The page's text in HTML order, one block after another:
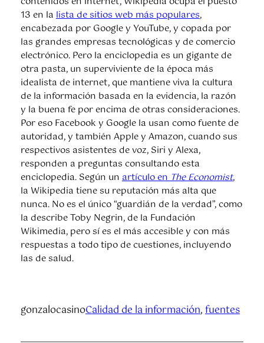
13 en lalista de sitios web más populares,
encabezada por Google y YouTube, y copada por
las grandes empresas tecnológicas y de comercio
electrónico. Pero la enciclopedia es un gigante de
otra pasta, un superviviente de la época más
idealista de internet, que mantiene viva la cultura
de la información basada en la evidencia, la razón
y la buena fe por encima de otras consideraciones.
Por eso Facebook y Google la usan como fuente de
autoridad, y también Apple y Amazon, cuando sus
respectivos asistentes de voz, Siri y Alexa,
responden a preguntas consultando esta
enciclopedia. Según unartículo enThe Economist,
la Wikipedia tiene su reputación más alta que
nunca. No es el único “guardián de la verdad”, como
la describe Toby Negrin, de la Fundación
Wikimedia, pero sí es el más accesible y con más
respuestas a todo tipo de cuestiones, incluyendo
las de salud.
gonzalocasinoCalidad de la información, fuentes